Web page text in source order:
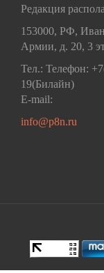
Редакция
153000, РФ,
Армии, д. 20, 3
Тел.: Телефон:
19(Билайн)
E-mail:
info@p8n.ru